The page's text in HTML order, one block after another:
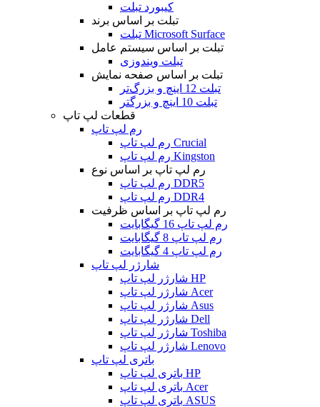
کیبورد تبلت
تبلت بر اساس برند
تبلت Microsoft Surface
تبلت بر اساس سیستم عامل
تبلت ویندوزی
تبلت بر اساس صفحه نمایش
تبلت 12 اینچ و بزرگ‌تر
تبلت 10 اینچ و بزرگتر
قطعات لپ تاپ
رم لپ تاپ
رم لپ تاپ Crucial
رم لپ تاپ Kingston
رم لپ تاپ بر اساس نوع
رم لپ تاپ DDR5
رم لپ تاپ DDR4
رم لپ تاپ بر اساس ظرفیت
رم لپ تاپ 16 گیگابایت
رم لپ تاپ 8 گیگابایت
رم لپ تاپ 4 گیگابایت
شارژر لپ تاپ
شارژر لپ تاپ HP
شارژر لپ تاپ Acer
شارژر لپ تاپ Asus
شارژر لپ تاپ Dell
شارژر لپ تاپ Toshiba
شارژر لپ تاپ Lenovo
باتری لپ تاپ
باتری لپ تاپ HP
باتری لپ تاپ Acer
باتری لپ تاپ ASUS